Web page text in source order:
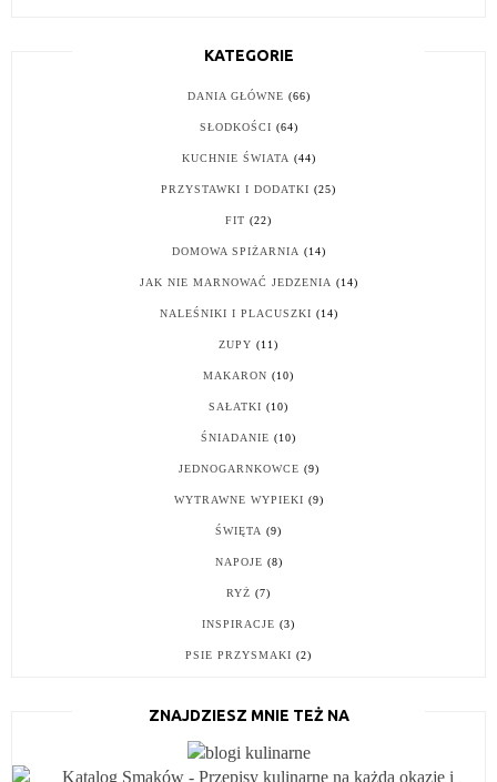
KATEGORIE
DANIA GŁÓWNE (66)
SŁODKOŚCI (64)
KUCHNIE ŚWIATA (44)
PRZYSTAWKI I DODATKI (25)
FIT (22)
DOMOWA SPIŻARNIA (14)
JAK NIE MARNOWAĆ JEDZENIA (14)
NALEŚNIKI I PLACUSZKI (14)
ZUPY (11)
MAKARON (10)
SAŁATKI (10)
ŚNIADANIE (10)
JEDNOGARNKOWCE (9)
WYTRAWNE WYPIEKI (9)
ŚWIĘTA (9)
NAPOJE (8)
RYŻ (7)
INSPIRACJE (3)
PSIE PRZYSMAKI (2)
ZNAJDZIESZ MNIE TEŻ NA